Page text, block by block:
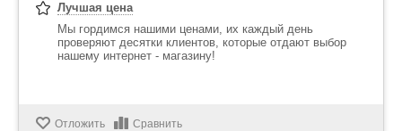
Лучшая цена
Мы гордимся нашими ценами, их каждый день
проверяют десятки клиентов, которые отдают выбор
нашему интернет - магазину!
Отложить Сравнить